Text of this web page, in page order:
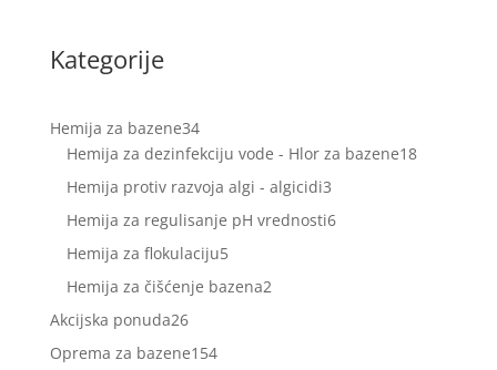
Kategorije
Hemija za bazene3434
proizvoda
Hemija za dezinfekciju vode - Hlor za bazene1818
Hemija protiv razvoja algi - algicidi33
proizvoda
Hemija za regulisanje pH vrednosti66
Hemija za flokulaciju55
proizvoda
Hemija za čišćenje bazena22
Akcijska ponuda2626
proizvoda
Oprema za bazene154154